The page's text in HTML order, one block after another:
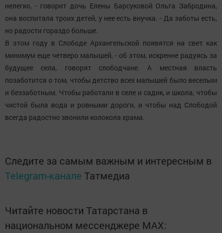
нелегко, - говорит дочь Елены Барсуковой Ольга Забродина,
она воспитала троих детей, у нее есть внучка. - Да заботы есть,
но радости гораздо больше.
В этом году в Слободе Архангельской появятся на свет как
минимум еще четверо малышей, - об этом, искренне радуясь за
будущее села, говорят слободчане. А местная власть
позаботится о том, чтобы детство всех малышей было веселым
и беззаботным. Чтобы работали в селе и садик, и школа, чтобы
чистой была вода и ровными дороги, и чтобы над Слободой
всегда радостно звонили колокола храма.
Следите за самым важным и интересным в
Telegram-канале Татмедиа
Читайте новости Татарстана в
национальном мессенджере MАХ: